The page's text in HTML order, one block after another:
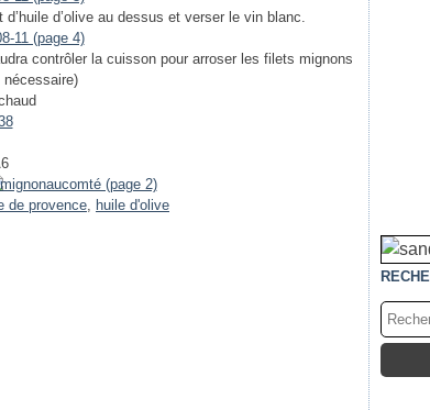
d’olive au dessus et verser le vin blanc.
contrôler la cuisson pour arroser les filets mignons
de provence, huile d'olive